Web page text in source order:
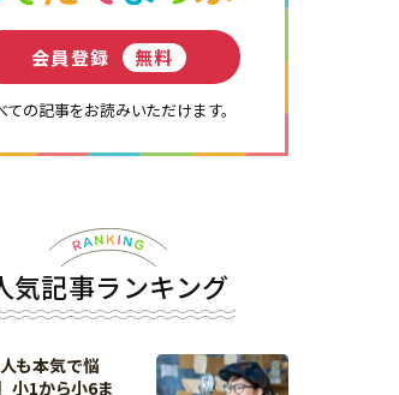
会員登録 無料
ての記事をお読みいただけます。
気記事ランキング
人も本気で悩
小1から小6ま